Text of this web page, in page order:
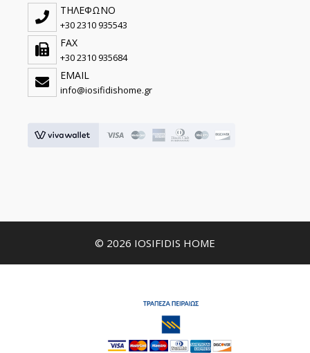
ΤΗΛΕΦΩΝΟ
+30 2310 935543
FAX
+30 2310 935684
EMAIL
info@iosifidishome.gr
© 2026 IOSIFIDIS HOME